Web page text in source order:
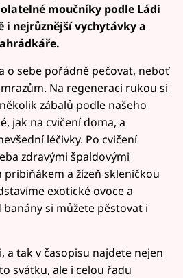
moučníky podle Ládi
i nejrůznější vychytávky a
o sebe pořádně pečovat, neboť
Na regeneraci rukou si
zábalů podle našeho
jak na cvičení doma, a
léčivky. Po cvičení
zdravými špaldovými
a žízeň skleničkou
exotické ovoce a
si můžete pěstovat i
a tak v časopisu najdete nejen
svátku, ale i celou řadu